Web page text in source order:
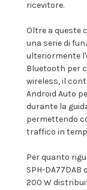
ricevitore.
Oltre a queste
una serie di
ulteriormente
Bluetooth per
wireless, il
Android Auto
durante la
permettendo
traffico in
Per quanto
SPH-
200 W